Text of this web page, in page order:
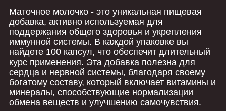
Маточное молочко - это уникальная пищевая
добавка, активно используемая для
поддержания общего здоровья и укрепления
иммунной системы. В каждой упаковке вы
найдете 100 капсул, что обеспечит длительный
курс применения. Эта добавка полезна для
сердца и нервной системы, благодаря своему
богатому составу, который включает витамины и
минералы, способствующие нормализации
обмена веществ и улучшению самочувствия.